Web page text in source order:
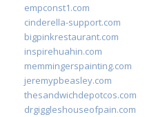
empconst1.com
cinderella-support.com
bigpinkrestaurant.com
inspirehuahin.com
memmingerspainting.com
jeremypbeasley.com
thesandwichdepotcos.com
drgiggleshouseofpain.com